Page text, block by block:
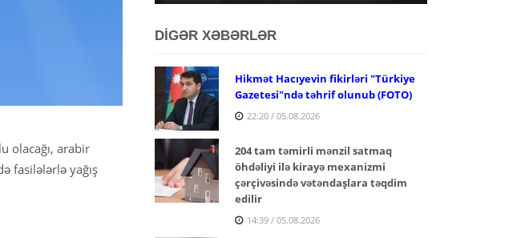
olacağı, arabir
fasilələrlə yağış
DİGƏR XƏBƏRLƏR
Hikmət Hacıyevin fikirləri "Türkiye
Gazetesi"ndə təhrif olunub (FOTO)
22:20 / 05.08.2026
204 tam təmirli mənzil satmaq
öhdəliyi ilə kirayə mexanizmi
çərçivəsində vətəndaşlara təqdim
edilir
14:39 / 05.08.2026